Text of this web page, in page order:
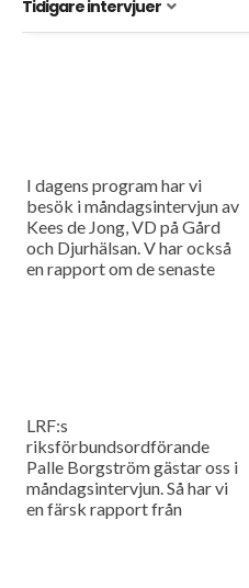
Tidigare intervjuer
I dagens program har vi
besök i måndagsintervjun av
Kees de Jong, VD på Gård
och Djurhälsan. V har också
en rapport om de senaste
LRF:s
riksförbundsordförande
Palle Borgström gästar oss i
måndagsintervjun. Så har vi
en färsk rapport från